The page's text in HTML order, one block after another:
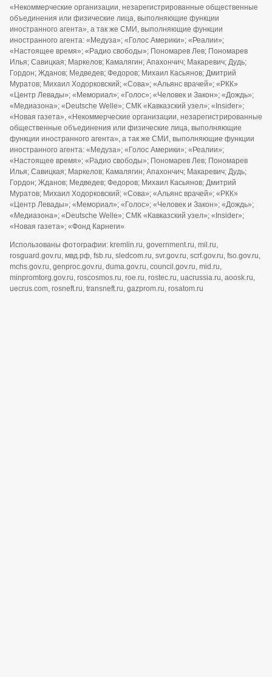
«Некоммерческие организации, незарегистрированные общественные
объединения или физические лица, выполняющие функции
иностранного агента», а так же СМИ, выполняющие функции
иностранного агента: «Медуза»; «Голос Америки»; «Реалии»;
«Настоящее время»; «Радио свободы»; Пономарев Лев; Пономарев
Илья; Савицкая; Маркелов; Камалягин; Апахончич; Макаревич; Дудь;
Гордон; Жданов; Медведев; Федоров; Михаил Касьянов; Дмитрий
Муратов; Михаил Ходорковский; «Сова»; «Альянс врачей»; «РКК»
«Центр Левады»; «Мемориал»; «Голос»; «Человек и Закон»; «Дождь»;
«Медиазона»; «Deutsche Welle»; СМК «Кавказский узел»; «Insider»;
«Новая газета», «Некоммерческие организации, незарегистрированные
общественные объединения или физические лица, выполняющие
функции иностранного агента», а так же СМИ, выполняющие функции
иностранного агента: «Медуза»; «Голос Америки»; «Реалии»;
«Настоящее время»; «Радио свободы»; Пономарев Лев; Пономарев
Илья; Савицкая; Маркелов; Камалягин; Апахончич; Макаревич; Дудь;
Гордон; Жданов; Медведев; Федоров; Михаил Касьянов; Дмитрий
Муратов; Михаил Ходорковский; «Сова»; «Альянс врачей»; «РКК»
«Центр Левады»; «Мемориал»; «Голос»; «Человек и Закон»; «Дождь»;
«Медиазона»; «Deutsche Welle»; СМК «Кавказский узел»; «Insider»;
«Новая газета»; «Фонд Карнеги»
Использованы фотографии: kremlin.ru, government.ru, mil.ru,
rosguard.gov.ru, мвд.рф, fsb.ru, sledcom.ru, svr.gov.ru, scrf.gov.ru, fso.gov.ru,
mchs.gov.ru, genproc.gov.ru, duma.gov.ru, council.gov.ru, mid.ru,
minpromtorg.gov.ru, roscosmos.ru, roe.ru, rostec.ru, uacrussia.ru, aoosk.ru,
uecrus.com, rosneft.ru, transneft.ru, gazprom.ru, rosatom.ru